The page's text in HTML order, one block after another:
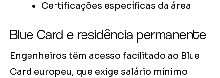
Certificações específicas da área
Blue Card e residência permanente
Engenheiros têm acesso facilitado ao Blue
Card europeu, que exige salário mínimo